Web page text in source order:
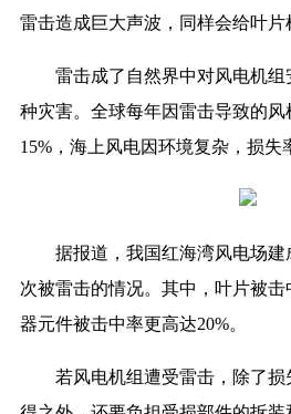
雷击造成巨大声波，同样会给叶片
雷击成了自然界中对风电机
种灾害。全球每年因雷击导致的风
15%，海上风电因环境复杂，损失
据报道，我国红海湾风电场
次被雷击的情况。其中，叶片被
器元件被击中率更高达20%。
若风电机组遭受雷击，除了